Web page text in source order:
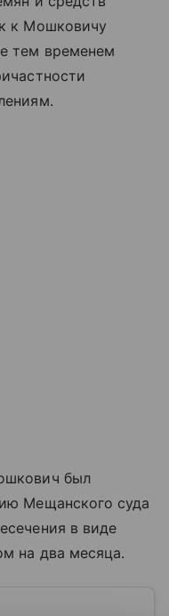
к Мошковичу
тем временем
был
Мещанского суда
в виде
на два месяца.